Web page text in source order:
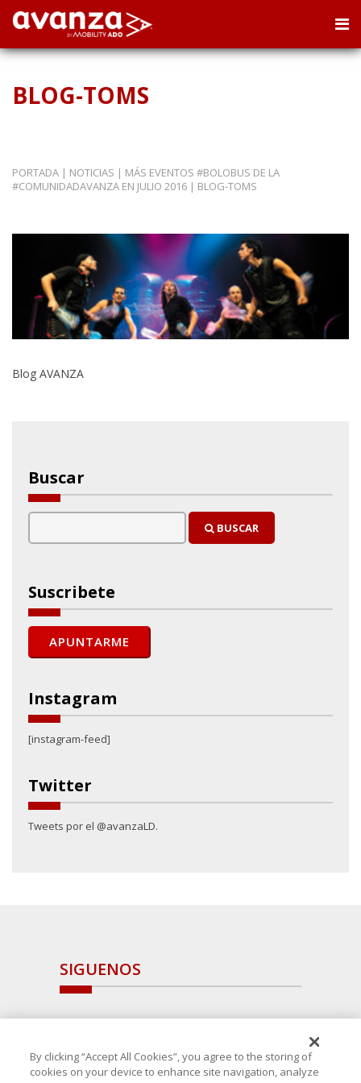
BLOG-TOMS
PORTADA | NOTICIAS | MÁS EVENTOS #BOLOBUS DE LA
#COMUNIDADAVANZA EN JULIO 2016 | BLOG-TOMS
Blog AVANZA
Buscar
BUSCAR
Suscribete
Instagram
[instagram-feed]
Twitter
Tweets por el @avanzaLD.
SIGUENOS
By clicking “Accept All Cookies”, you agree to the storing of
cookies on your device to enhance site navigation, analyze